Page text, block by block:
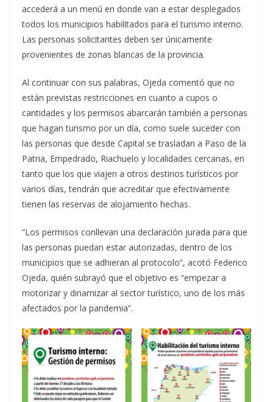
accederá a un menú en donde van a estar desplegados
todos los municipios habilitados para el turismo interno.
Las personas solicitantes deben ser únicamente
provenientes de zonas blancas de la provincia.
Al continuar con sus palabras, Ojeda comentó que no
están previstas restricciones en cuanto a cupos o
cantidades y los permisos abarcarán también a personas
que hagan turismo por un día, como suele suceder con
las personas que desde Capital se trasladan a Paso de la
Patria, Empedrado, Riachuelo y localidades cercanas, en
tanto que los que viajen a otros destinos turísticos por
varios días, tendrán que acreditar que efectivamente
tienen las reservas de alojamiento hechas.
“Los permisos conllevan una declaración jurada para que
las personas puedan estar autorizadas, dentro de los
municipios que se adhieran al protocolo”, acotó Federico
Ojeda, quién subrayó que el objetivo es “empezar a
motorizar y dinamizar al sector turístico, uno de los más
afectados por la pandemia”.